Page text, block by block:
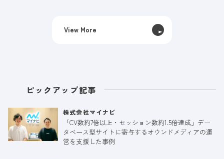
View More
ピックアップ記事
株式会社マイナビ
「CV数約7倍以上・セッション数約1.5倍達成」デー
タベース型サイトに寄与するオウンドメディアの運
営を支援した事例